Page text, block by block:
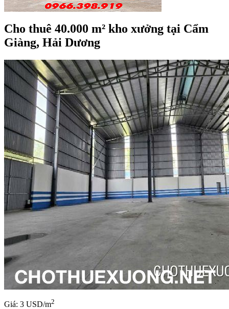
Cho thuê 40.000 m² kho xưởng tại Cẩm
Giàng, Hải Dương
Giá: 3 USD/m2